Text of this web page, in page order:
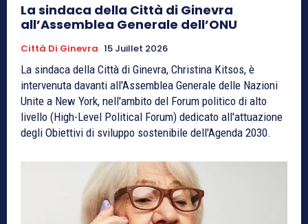
La sindaca della Città di Ginevra
all’Assemblea Generale dell’ONU
Città Di Ginevra 15 Juillet 2026
La sindaca della Città di Ginevra, Christina Kitsos, è
intervenuta davanti all'Assemblea Generale delle Nazioni
Unite a New York, nell'ambito del Forum politico di alto
livello (High-Level Political Forum) dedicato all'attuazione
degli Obiettivi di sviluppo sostenibile dell'Agenda 2030.